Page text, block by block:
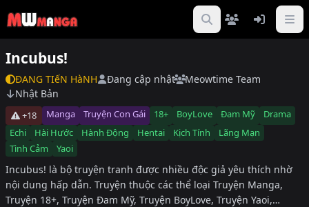
Incubus!
ĐANG TIếN HàNH Đang cập nhật
Meowtime Team
Nhật Bản
+18 Manga Truyện Con Gái 18+ BoyLove Đam Mỹ
Drama
Echi
Hài Hước Hành Động Hentai Kịch Tính
Lãng Mạn
Tình Cảm
Yaoi
Incubus! là bộ truyện tranh được nhiều độc giả yêu thích nhờ
nội dung hấp dẫn. Truyện thuộc các thể loại Truyện Manga,
Truyện 18+, Truyện Đam Mỹ, Truyện BoyLove, Truyện Yaoi,